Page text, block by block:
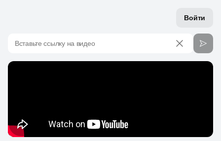
Войти
Вставьте ссылку на видео